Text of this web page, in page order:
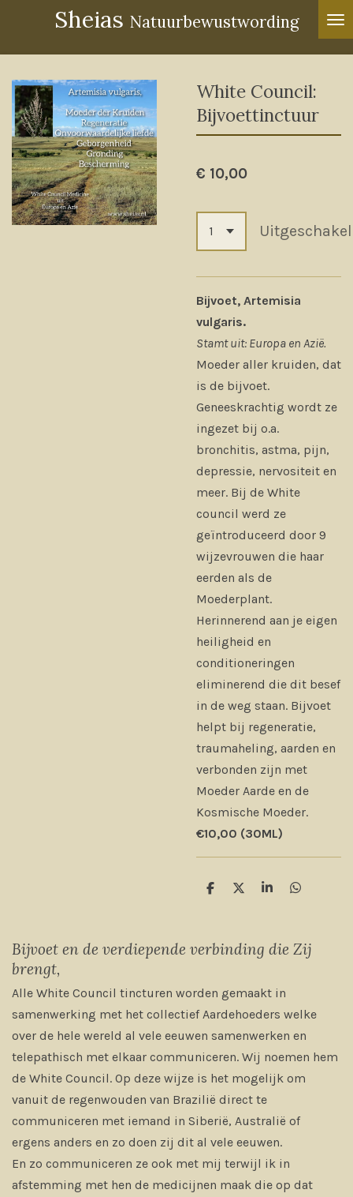
de
hoofdinhoud
Sheias Natuurbewustwording
White Council:
Bijvoettinctuur
€ 10,00
Bijvoet, Artemisia
vulgaris.
Stamt uit: Europa en Azië.
Moeder aller kruiden, dat
is de bijvoet.
Geneeskrachtig wordt ze
ingezet bij o.a.
bronchitis, astma, pijn,
depressie, nervositeit en
meer. Bij de White
council werd ze
geïntroduceerd door 9
wijzevrouwen die haar
eerden als de
Moederplant.
Herinnerend aan je eigen
heiligheid en
conditioneringen
eliminerend die dit besef
in de weg staan. Bijvoet
helpt bij regeneratie,
traumaheling, aarden en
verbonden zijn met
Moeder Aarde en de
Kosmische Moeder.
€10,00 (30ML)
D
n
D
S
D
n
Bijvoet en de verdiepende verbinding die Zij
brengt,
Alle White Council tincturen worden gemaakt in
samenwerking met het collectief Aardehoeders welke
over de hele wereld al vele eeuwen samenwerken en
telepathisch met elkaar communiceren. Wij noemen hem
de White Council. Op deze wijze is het mogelijk om
vanuit de regenwouden van Brazilië direct te
communiceren met iemand in Siberië, Australië of
ergens anders en zo doen zij dit al vele eeuwen.
En zo communiceren ze ook met mij terwijl ik in
afstemming met hen de medicijnen maak die op dat